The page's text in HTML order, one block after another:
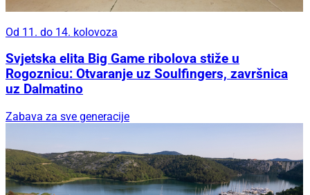
Od 11. do 14. kolovoza
Svjetska elita Big Game ribolova stiže u
Rogoznicu: Otvaranje uz Soulfingers, završnica
uz Dalmatino
Zabava za sve generacije